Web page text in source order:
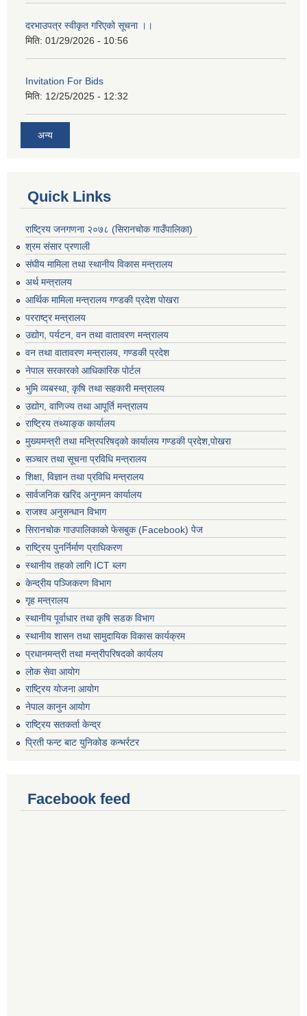
दरभाउपत्र स्वीकृत गरिएको सूचना ।।
मिति: 01/29/2026 - 10:56
Invitation For Bids
मिति: 12/25/2025 - 12:32
अन्य
Quick Links
राष्ट्रिय जनगणना २०७८ (सिरानचोक गाउँपालिका)
श्रम संसार प्रणाली
संघीय मामिला तथा स्थानीय विकास मन्त्रालय
अर्थ मन्त्रालय
आर्थिक मामिला मन्त्रालय गण्डकी प्रदेश पोखरा
परराष्ट्र मन्त्रालय
उद्योग, पर्यटन, वन तथा वातावरण मन्त्रालय
वन तथा वातावरण मन्त्रालय, गण्डकी प्रदेश
नेपाल सरकारको आधिकारिक पोर्टल
भुमि व्यबस्था, कृषि तथा सहकारी मन्त्रालय
उद्योग, वाणिज्य तथा आपूर्ति मन्त्रालय
राष्ट्रिय तथ्याङ्क कार्यालय
मुख्यमन्त्री तथा मन्त्रिपरिषद्को कार्यालय गण्डकी प्रदेश,पोखरा
सञ्‍चार तथा सूचना प्रविधि मन्त्रालय
शिक्षा, विज्ञान तथा प्रविधि मन्त्रालय
सार्वजनिक खरिद अनुगमन कार्यालय
राजश्व अनुसन्धान विभाग
सिरानचोक गाउपालिकाको फेसबुक (Facebook) पेज
राष्ट्रिय पुनर्निर्माण प्राघिकरण
स्थानीय तहको लागि ICT ब्लग
केन्द्रीय पञ्जिकरण विभाग
गृह मन्त्रालय
स्थानीय पूर्वाधार तथा कृषि सडक विभाग
स्थानीय शासन तथा सामुदायिक विकास कार्यक्रम
प्रधानमन्त्री तथा मन्त्रीपरिषदको कार्यलय
लोक सेवा आयोग
राष्ट्रिय योजना आयोग
नेपाल कानुन आयोग
राष्ट्रिय सतकर्ता केन्द्र
प्रिती फन्ट बाट युनिकोड कन्भर्रटर
Facebook feed